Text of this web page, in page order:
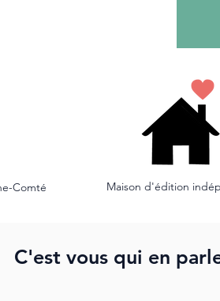
Comté Maison d'édition
C'est vous qui en